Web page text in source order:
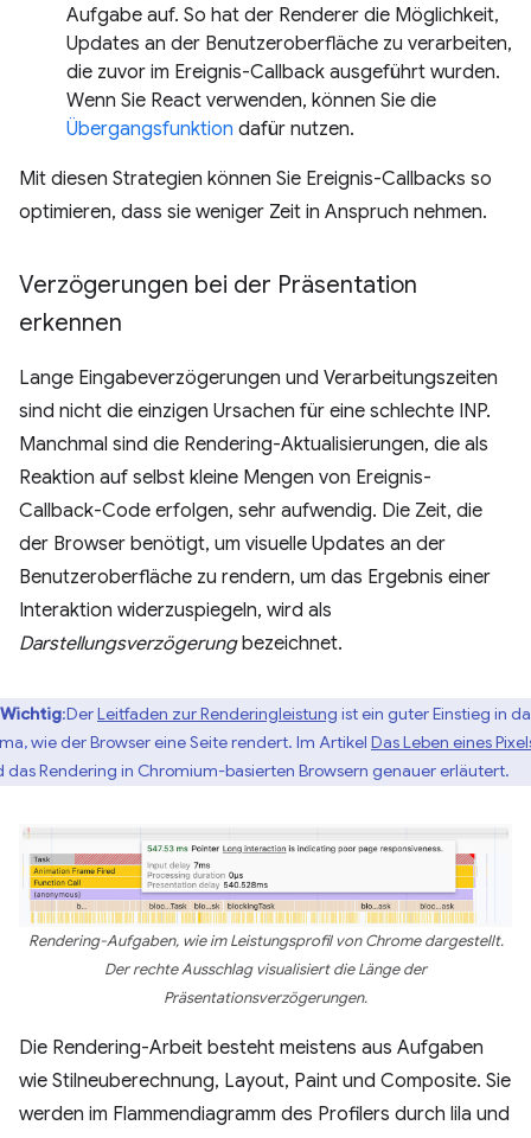
Aufgabe auf. So hat der Renderer die Möglichkeit,
Updates an der Benutzeroberfläche zu verarbeiten,
die zuvor im Ereignis-Callback ausgeführt wurden.
Wenn Sie React verwenden, können Sie die
Übergangsfunktion dafür nutzen.
Mit diesen Strategien können Sie Ereignis-Callbacks so
optimieren, dass sie weniger Zeit in Anspruch nehmen.
Verzögerungen bei der Präsentation
erkennen
Lange Eingabeverzögerungen und Verarbeitungszeiten
sind nicht die einzigen Ursachen für eine schlechte INP.
Manchmal sind die Rendering-Aktualisierungen, die als
Reaktion auf selbst kleine Mengen von Ereignis-
Callback-Code erfolgen, sehr aufwendig. Die Zeit, die
der Browser benötigt, um visuelle Updates an der
Benutzeroberfläche zu rendern, um das Ergebnis einer
Interaktion widerzuspiegeln, wird als
Darstellungsverzögerungbezeichnet.
Wichtig:DerLeitfaden zur Renderingleistung ist ein guter Einstieg in
wie der Browser eine Seite rendert. Im Artikel Das Leben eines
das Rendering in Chromium-basierten Browsern genauer erläutert.
Rendering-Aufgaben, wie im Leistungsprofil von Chrome dargestellt.
Der rechte Ausschlag visualisiert die Länge der
Präsentationsverzögerungen.
Die Rendering-Arbeit besteht meistens aus Aufgaben
wie Stilneuberechnung, Layout, Paint und Composite. Sie
werden im Flammendiagramm des Profilers durch lila und